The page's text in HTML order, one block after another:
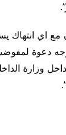
مع اي انتهاك
دعوة
وزارة